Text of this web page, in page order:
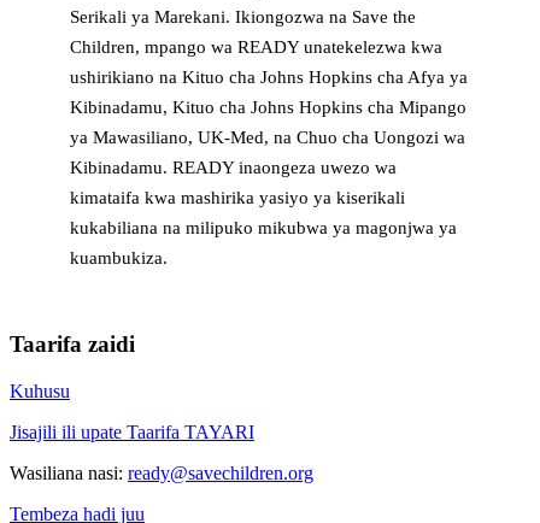
Serikali ya Marekani. Ikiongozwa na Save the
Children, mpango wa READY unatekelezwa kwa
ushirikiano na Kituo cha Johns Hopkins cha Afya ya
Kibinadamu, Kituo cha Johns Hopkins cha Mipango
ya Mawasiliano, UK-Med, na Chuo cha Uongozi wa
Kibinadamu. READY inaongeza uwezo wa
kimataifa kwa mashirika yasiyo ya kiserikali
kukabiliana na milipuko mikubwa ya magonjwa ya
kuambukiza.
Taarifa zaidi
Kuhusu
Jisajili ili upate Taarifa TAYARI
Wasiliana nasi: ready@savechildren.org
Tembeza hadi juu